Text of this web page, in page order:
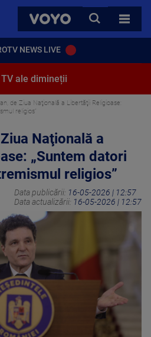
VOYO
CAUTA
TOATE
NEWS LIVE
ale dimineții
de Ziua Naţională a Libertăţii Religioase:
religios”
Naţională a
„Suntem datori
religios”
Data publicării: 16-05-2026 | 12:57
Data actualizării: 16-05-2026 | 12:57